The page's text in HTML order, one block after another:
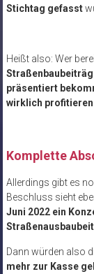
Stichtag gefasst
Heißt also: Wer
präsentiert
wirklich profitieren
Komplette
Allerdings gibt es
Beschluss sieht
Juni 2022 ein
Dann würden also
mehr zur Kasse